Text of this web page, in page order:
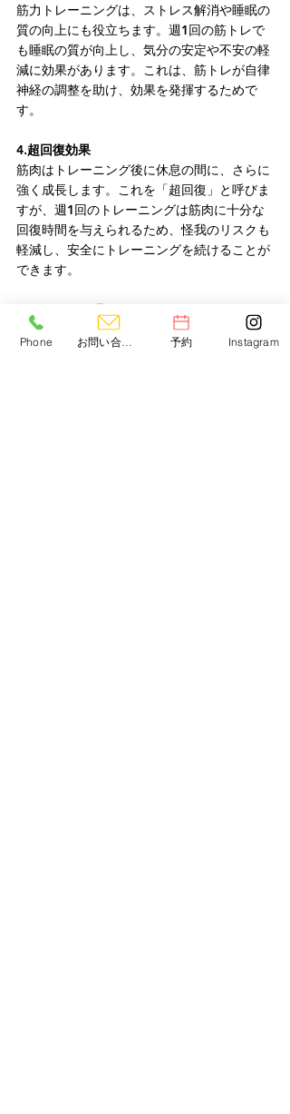
筋力トレーニングは、ストレス解消や睡眠の
質の向上にも役立ちます。週1回の筋トレで
も睡眠の質が向上し、気分の安定や不安の軽
減に効果があります。これは、筋トレが自律
神経の調整を助け、効果を発揮するためで
す。
4.超回復効果
筋肉はトレーニング後に休息の間に、さらに
強く成長します。これを「超回復」と呼びま
すが、週1回のトレーニングは筋肉に十分な
回復時間を与えられるため、怪我のリスクも
軽減し、安全にトレーニングを続けることが
できます。
このように、週1回のパーソナルトレーニン
グは、効果的な健康管理方法として推奨され
ます。 トレーナーと一緒に行うことで効率よ
Phone お問い合わせ 予約 Instagram